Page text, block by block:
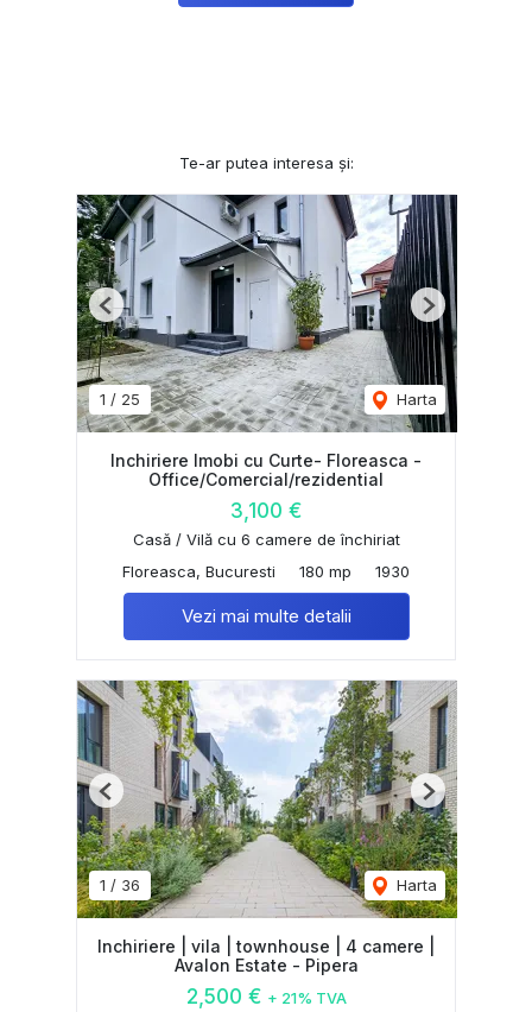
Te-ar putea interesa și:
1 / 25 Harta
Previous Next
Inchiriere Imobi cu Curte- Floreasca -
Office/Comercial/rezidential
3,100 €
Casă / Vilă cu 6 camere de închiriat
Floreasca, Bucuresti
180 mp 1930
Vezi mai multe detalii
1 / 36 Harta
Previous Next
Inchiriere | vila | townhouse | 4 camere |
Avalon Estate - Pipera
2,500 € + 21% TVA